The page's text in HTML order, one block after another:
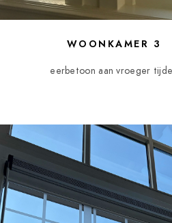
WOONKAMER 3
eerbetoon aan vroeger